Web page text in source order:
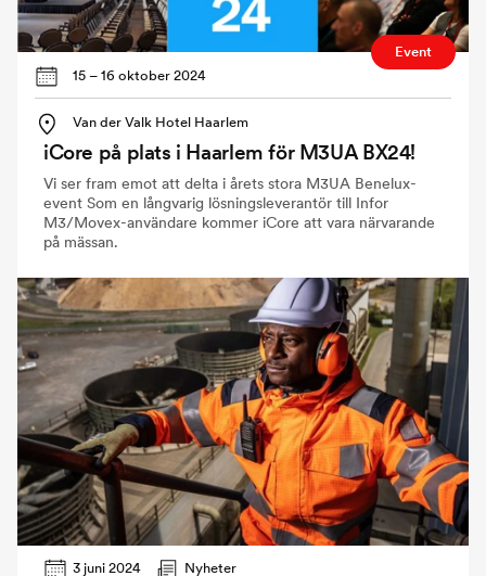
Event
15 – 16 oktober 2024
Van der Valk Hotel Haarlem
iCore på plats i Haarlem för M3UA BX24!
Vi ser fram emot att delta i årets stora M3UA Benelux-
event Som en långvarig lösningsleverantör till Infor
M3/Movex-användare kommer iCore att vara närvarande
på mässan.
3 juni 2024 Nyheter